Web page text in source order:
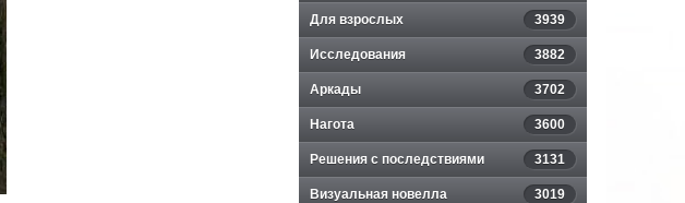
Для взрослых 3939
Исследования 3882
Аркады 3702
Нагота 3600
Решения с последствиями 3131
Визуальная новелла 3019